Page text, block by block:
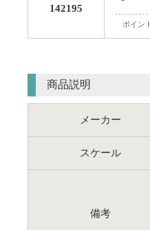
142195
ポイン
商品説明
メーカー
スケール
備考